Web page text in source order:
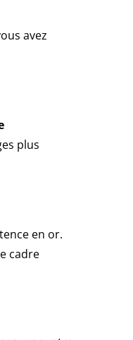
avez
plus
en or.
cadre